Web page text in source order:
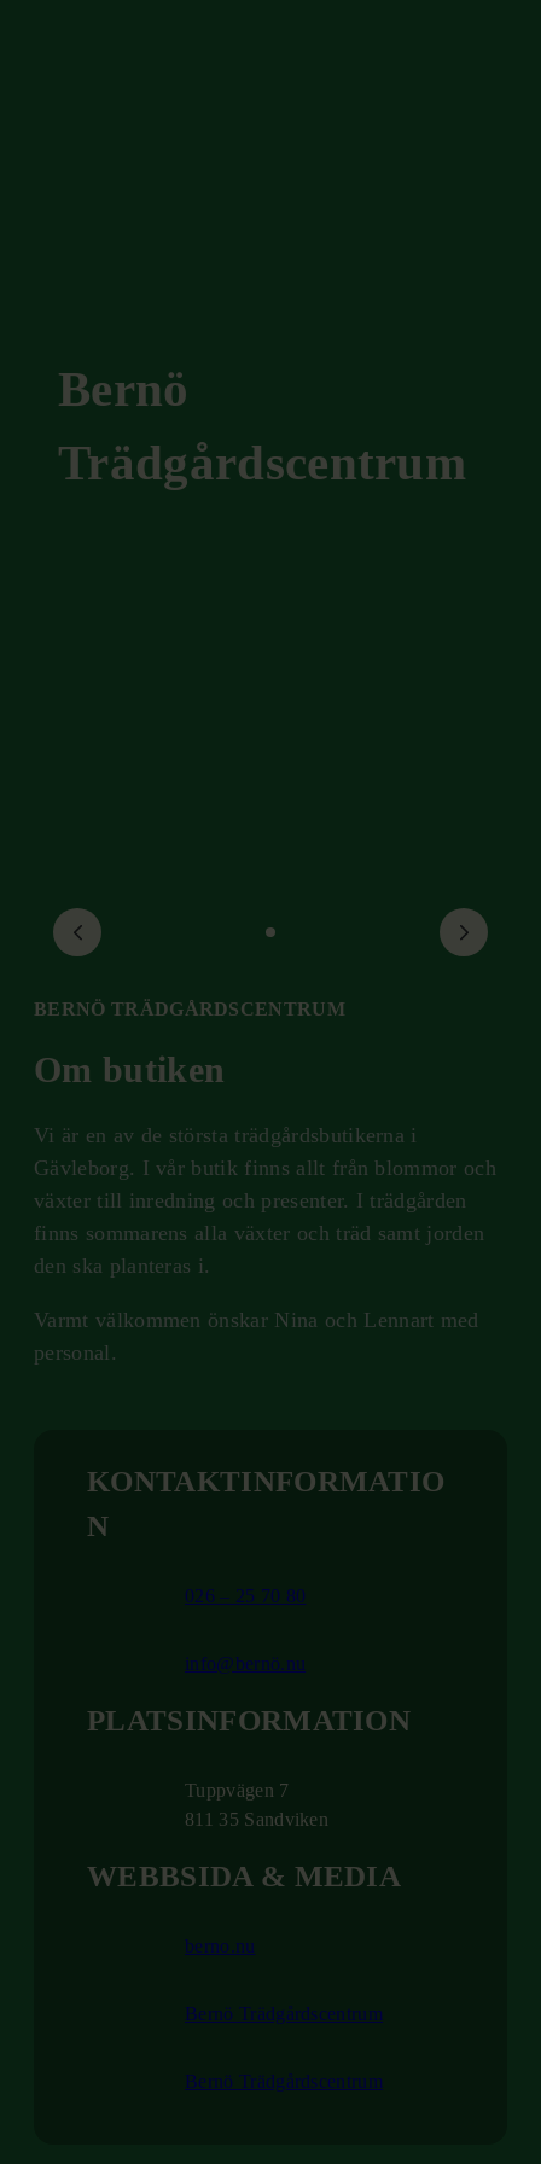
Bernö
Trädgårdscentrum
BERNÖ TRÄDGÅRDSCENTRUM
Om butiken
Vi är en av de största trädgårdsbutikerna i
Gävleborg. I vår butik finns allt från blommor och
växter till inredning och presenter. I trädgården
finns sommarens alla växter och träd samt jorden
den ska planteras i.
Varmt välkommen önskar Nina och Lennart med
personal.
KONTAKTINFORMATIO
N
026 – 25 70 80
info@bernö.nu
PLATSINFORMATION
Tuppvägen 7
811 35 Sandviken
WEBBSIDA & MEDIA
berno.nu
Bernö Trädgårdscentrum
Bernö Trädgårdscentrum